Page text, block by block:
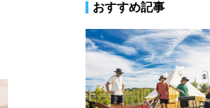
おすすめ記事